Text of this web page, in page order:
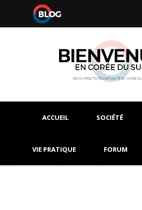
ACCUEIL SOCIÉTÉ
VIE PRATIQUE FORUM